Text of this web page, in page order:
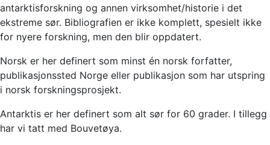
antarktisforskning og annen virksomhet/historie i det
ekstreme sør. Bibliografien er ikke komplett, spesielt ikke
for nyere forskning, men den blir oppdatert.
Norsk er her definert som minst én norsk forfatter,
publikasjonssted Norge eller publikasjon som har utspring
i norsk forskningsprosjekt.
Antarktis er her definert som alt sør for 60 grader. I tillegg
har vi tatt med Bouvetøya.